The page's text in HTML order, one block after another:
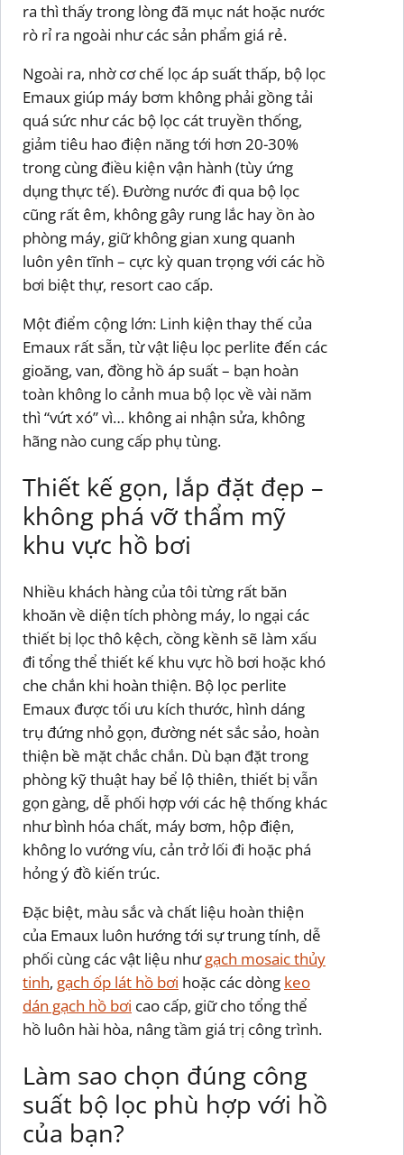
ra thì thấy trong lòng đã mục nát hoặc nước
rò rỉ ra ngoài như các sản phẩm giá rẻ.
Ngoài ra, nhờ cơ chế lọc áp suất thấp, bộ lọc
Emaux giúp máy bơm không phải gồng tải
quá sức như các bộ lọc cát truyền thống,
giảm tiêu hao điện năng tới hơn 20-30%
trong cùng điều kiện vận hành (tùy ứng
dụng thực tế). Đường nước đi qua bộ lọc
cũng rất êm, không gây rung lắc hay ồn ào
phòng máy, giữ không gian xung quanh
luôn yên tĩnh – cực kỳ quan trọng với các hồ
bơi biệt thự, resort cao cấp.
Một điểm cộng lớn: Linh kiện thay thế của
Emaux rất sẵn, từ vật liệu lọc perlite đến các
gioăng, van, đồng hồ áp suất – bạn hoàn
toàn không lo cảnh mua bộ lọc về vài năm
thì “vứt xó” vì… không ai nhận sửa, không
hãng nào cung cấp phụ tùng.
Thiết kế gọn, lắp đặt đẹp –
không phá vỡ thẩm mỹ
khu vực hồ bơi
Nhiều khách hàng của tôi từng rất băn
khoăn về diện tích phòng máy, lo ngại các
thiết bị lọc thô kệch, cồng kềnh sẽ làm xấu
đi tổng thể thiết kế khu vực hồ bơi hoặc khó
che chắn khi hoàn thiện. Bộ lọc perlite
Emaux được tối ưu kích thước, hình dáng
trụ đứng nhỏ gọn, đường nét sắc sảo, hoàn
thiện bề mặt chắc chắn. Dù bạn đặt trong
phòng kỹ thuật hay bể lộ thiên, thiết bị vẫn
gọn gàng, dễ phối hợp với các hệ thống khác
như bình hóa chất, máy bơm, hộp điện,
không lo vướng víu, cản trở lối đi hoặc phá
hỏng ý đồ kiến trúc.
Đặc biệt, màu sắc và chất liệu hoàn thiện
của Emaux luôn hướng tới sự trung tính, dễ
phối cùng các vật liệu nhưgạch mosaic thủy
tinh, gạch ốp lát hồ bơi hoặc các dòng keo
dán gạch hồ bơi cao cấp, giữ cho tổng thể
hồ luôn hài hòa, nâng tầm giá trị công trình.
Làm sao chọn đúng công
suất bộ lọc phù hợp với hồ
của bạn?